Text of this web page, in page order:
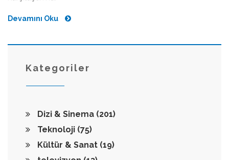
Devamını Oku
Kategoriler
Dizi & Sinema (201)
Teknoloji (75)
Kültür & Sanat (19)